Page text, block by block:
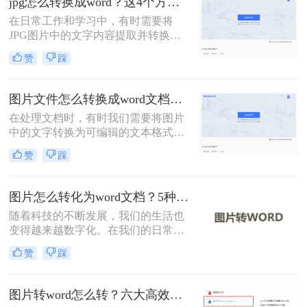
转换。
在日常工作和学习中，有时需要将
JPG图片中的文字内容提取并转换为
Word文档，以便于编辑和分享。那么
jpg怎么转换成word呢？本文将介绍四
赞 踩
图片文件怎么转换成word文档？教你4招轻松搞定！
在处理文档时，有时我们需要将图片
中的文字转换为可编辑的文本格式，
例如Word文档。这通常涉及到光学字
符识别（OCR）技术，它可以识别图
文本。那么图片文件怎么转换成word
文档呢？本文将介绍几种常用的方法
来实现图片到Word文档的转换。
赞 踩
图片怎么转化为word文档？5种实用方法详解！
随着科技的不断发展，我们的生活也
变得越来越数字化。在我们的日常生
活中，我们经常需要将图片转换成
Word文档。然而，这种转换可能需要
们将介绍图片怎么转化为word文档。
赞 踩
图片转word怎么转？六大高效转换方法指南！